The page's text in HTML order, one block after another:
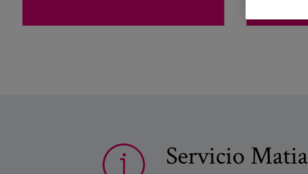
Servicio